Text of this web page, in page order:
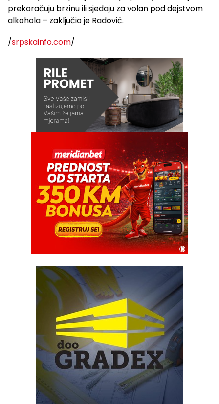
prekoračuju brzinu ili sjedaju za volan pod dejstvom
alkohola – zaključio je Radović.
/srpskainfo.com/